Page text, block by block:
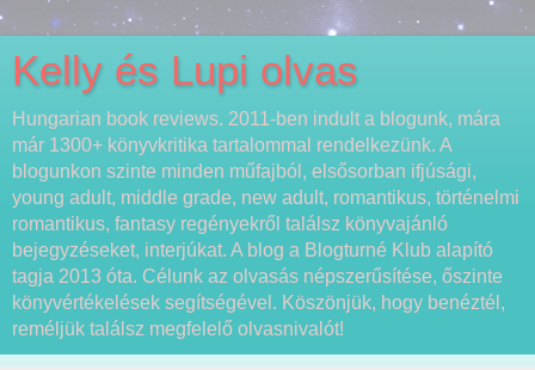
Kelly és Lupi olvas
Hungarian book reviews. 2011-ben indult a blogunk, mára
már 1300+ könyvkritika tartalommal rendelkezünk. A
blogunkon szinte minden műfajból, elsősorban ifjúsági,
young adult, middle grade, new adult, romantikus, történelmi
romantikus, fantasy regényekről találsz könyvajánló
bejegyzéseket, interjúkat. A blog a Blogturné Klub alapító
tagja 2013 óta. Célunk az olvasás népszerűsítése, őszinte
könyvértékelések segítségével. Köszönjük, hogy benéztél,
reméljük találsz megfelelő olvasnivalót!